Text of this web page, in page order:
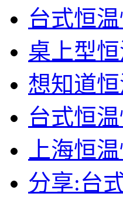
台式恒
桌上型
想知道
台式恒
上海恒
分享:台